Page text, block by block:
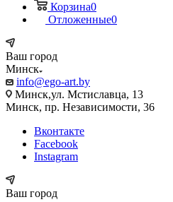
Корзина0
Отложенные0
Ваш город
Минск
info@ego-art.by
Минск,ул. Мстиславца, 13
Минск, пр. Независимости, 36
Вконтакте
Facebook
Instagram
Ваш город